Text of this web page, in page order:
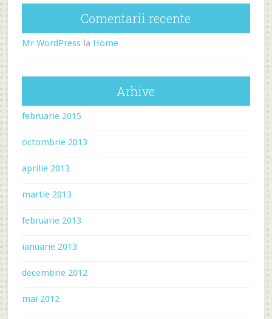
Comentarii recente
Mr WordPressla Home
Arhive
februarie 2015
octombrie 2013
aprilie 2013
martie 2013
februarie 2013
ianuarie 2013
decembrie 2012
mai 2012